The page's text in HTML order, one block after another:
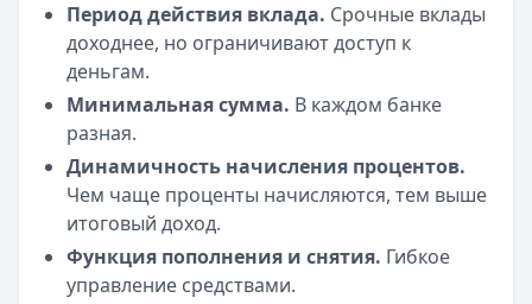
Период действия вклада. Срочные вклады
доходнее, но ограничивают доступ к
деньгам.
Минимальная сумма. В каждом банке
разная.
Динамичность начисления процентов.
Чем чаще проценты начисляются, тем выше
итоговый доход.
Функция пополнения и снятия. Гибкое
управление средствами.